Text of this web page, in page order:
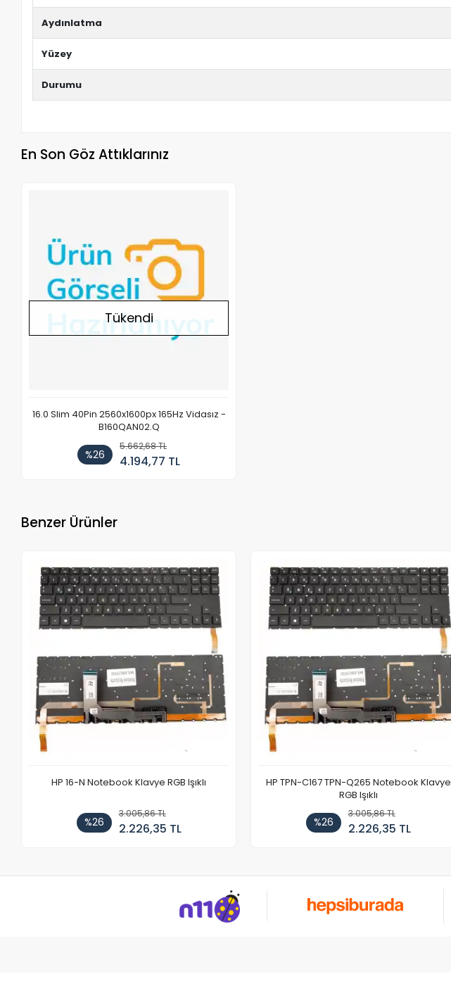
Aydınlatma
Yüzey
Durumu
En Son Göz Attıklarınız
Tükendi
16.0 Slim 40Pin 2560x1600px 165Hz Vidasız -
B160QAN02.Q
%26
5.662,68 TL
4.194,77 TL
Benzer Ürünler
HP 16-N Notebook Klavye RGB Işıklı
%26
3.005,86 TL
2.226,35 TL
HP TPN-C167 TPN-Q265 Notebook Klavye
RGB Işıklı
%26
3.005,86 TL
2.226,35 TL